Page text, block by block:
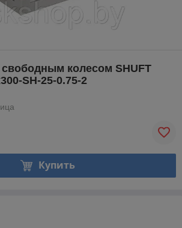
колесом SHUFT
SH-25-0.75-2
Купить